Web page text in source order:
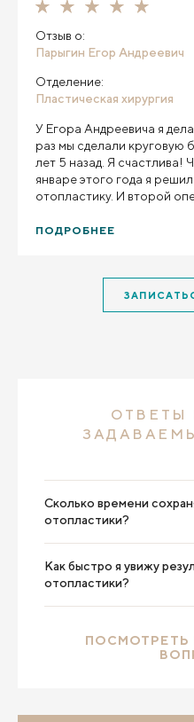
Отзыв о:
Парыгин Егор Андреевич
Отделение:
Пластическая хирургия
У Егора Андреевича я
раз мы сделали круговую
лет 5 назад. Я счастлива!
январе этого года я
отопластику. И второй
будут показания лет через
страшно, т. к. во время
операции мне было 26
казалось, что это так
комплименты, что стала
даже не догадываясь, что
довольна! Теперь я могу
пучки и мне красиво!
ПОДРОБНЕЕ
ОТВЕТЫ
Сколько времени
отопластики?
Как быстро я увижу
отопластики?
ПОСМОТРЕТЬ